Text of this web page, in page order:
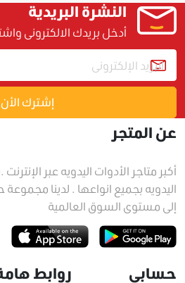
النشرة البريدية
أدخل بريدك الالكترونى
إشترك الأن
عن المتجر
أكبر متاجر الأدوات اليدويه عبر
اليدويه بجميع انواعها . لدينا
إلى مستوى السوق العالمية
حسابي روابط